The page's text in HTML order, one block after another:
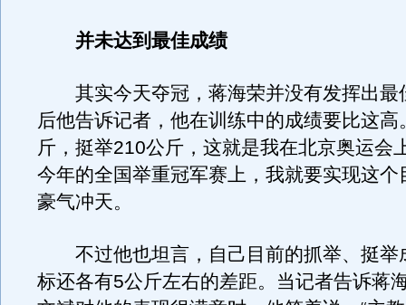
并未达到最佳成绩
其实今天夺冠，蒋海荣并没有发挥出最
后他告诉记者，他在训练中的成绩要比这高
斤，挺举210公斤，这就是我在北京奥运会
今年的全国举重冠军赛上，我就要实现这个
豪气冲天。
不过他也坦言，自己目前的抓举、挺举
标还各有5公斤左右的差距。当记者告诉蒋